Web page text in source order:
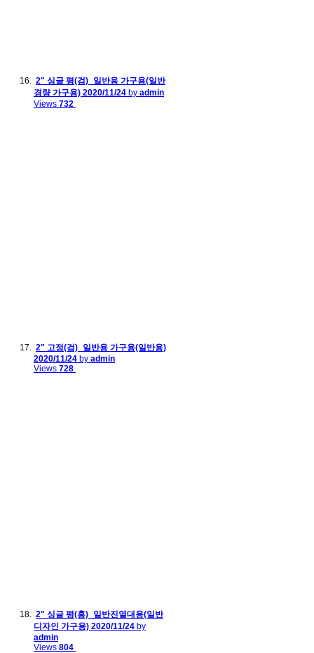
2" 싱글 평(검)_일반용 가구용(일반
경량 가구용) 2020/11/24 by admin
Views 732
2" 고정(검)_일반용 가구용(일반용)
2020/11/24 by admin
Views 728
2" 싱글 평(홍)_일반진열대용(일반
디자인 가구용) 2020/11/24 by
admin
Views 804